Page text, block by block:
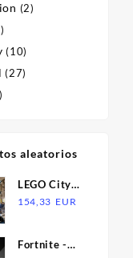
(2)
(10)
(27)
aleatorios
LEGO City
Undercover
Key
154,33 EUR
Fortnite -